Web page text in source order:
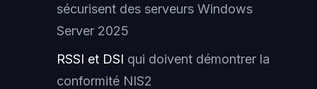
sécurisent des serveurs Windows
Server 2025
RSSI et DSI qui doivent démontrer la
conformité NIS2